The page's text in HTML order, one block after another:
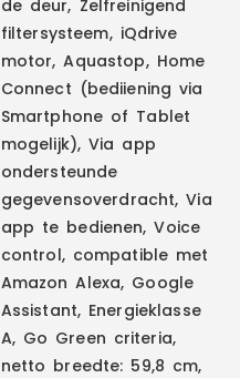
de deur, Zelfreinigend
filtersysteem, iQdrive
motor, Aquastop, Home
Connect (bediiening via
Smartphone of Tablet
mogelijk), Via app
ondersteunde
gegevensoverdracht, Via
app te bedienen, Voice
control, compatible met
Amazon Alexa, Google
Assistant, Energieklasse
A, Go Green criteria,
netto breedte: 59,8 cm,